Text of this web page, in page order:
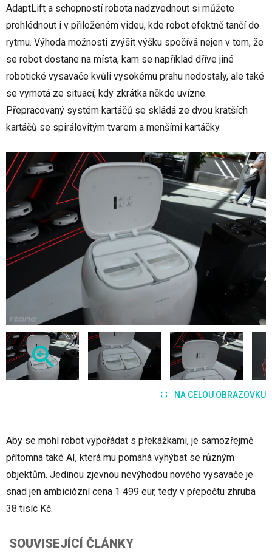
AdaptLift a schopností robota nadzvednout si můžete
prohlédnout i v přiloženém videu, kde robot efektně tančí do
rytmu. Výhoda možnosti zvýšit výšku spočívá nejen v tom, že
se robot dostane na místa, kam se například dříve jiné
robotické vysavače kvůli vysokému prahu nedostaly, ale také
se vymotá ze situací, kdy zkrátka někde uvízne.
Přepracovaný systém kartáčů se skládá ze dvou kratších
kartáčů se spirálovitým tvarem a menšími kartáčky.
NA CELOU OBRAZOVKU
Aby se mohl robot vypořádat s překážkami, je samozřejmě
přítomna také AI, která mu pomáhá vyhýbat se různým
objektům. Jedinou zjevnou nevýhodou nového vysavače je
snad jen ambiciózní cena 1 499 eur, tedy v přepočtu zhruba
38 tisíc Kč.
SOUVISEJÍCÍ ČLÁNKY